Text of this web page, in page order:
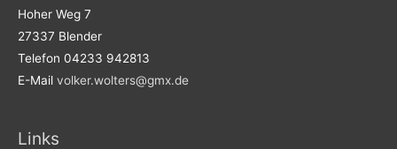
Hoher Weg 7
27337 Blender
Telefon 04233 942813
E-Mail volker.wolters@gmx.de
Links